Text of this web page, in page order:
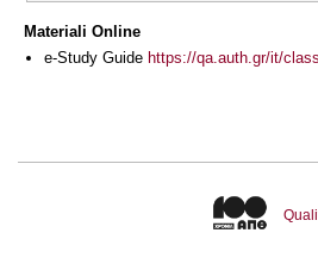
Materiali Online
e-Study Guide https://qa.auth.gr/it/